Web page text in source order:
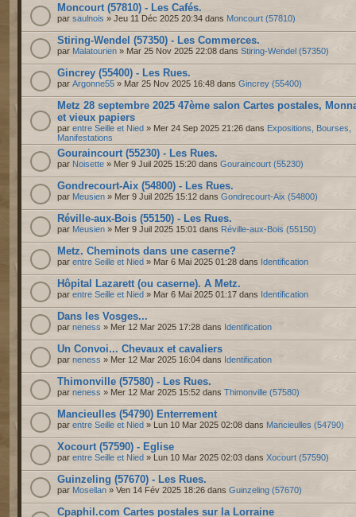
Moncourt (57810) - Les Cafés.
par saulnois » Jeu 11 Déc 2025 20:34 dans Moncourt (57810)
Stiring-Wendel (57350) - Les Commerces.
par Malatourien » Mar 25 Nov 2025 22:08 dans Stiring-Wendel (57350)
Gincrey (55400) - Les Rues.
par Argonne55 » Mar 25 Nov 2025 16:48 dans Gincrey (55400)
Metz 28 septembre 2025 47ème salon Cartes postales,
et vieux papiers
par entre Seille et Nied » Mer 24 Sep 2025 21:26 dans Expositions, Bourses,
Manifestations
Gouraincourt (55230) - Les Rues.
par Noisette » Mer 9 Juil 2025 15:20 dans Gouraincourt (55230)
Gondrecourt-Aix (54800) - Les Rues.
par Meusien » Mer 9 Juil 2025 15:12 dans Gondrecourt-Aix (54800)
Réville-aux-Bois (55150) - Les Rues.
par Meusien » Mer 9 Juil 2025 15:01 dans Réville-aux-Bois (55150)
Metz. Cheminots dans une caserne?
par entre Seille et Nied » Mar 6 Mai 2025 01:28 dans Identification
Hôpital Lazarett (ou caserne). A Metz.
par entre Seille et Nied » Mar 6 Mai 2025 01:17 dans Identification
Dans les Vosges...
par neness » Mer 12 Mar 2025 17:28 dans Identification
Un Convoi... Chevaux et cavaliers
par neness » Mer 12 Mar 2025 16:04 dans Identification
Thimonville (57580) - Les Rues.
par neness » Mer 12 Mar 2025 15:52 dans Thimonville (57580)
Mancieulles (54790) Enterrement
par entre Seille et Nied » Lun 10 Mar 2025 02:08 dans Mancieulles (54790)
Xocourt (57590) - Eglise
par entre Seille et Nied » Lun 10 Mar 2025 02:03 dans Xocourt (57590)
Guinzeling (57670) - Les Rues.
par Mosellan » Ven 14 Fév 2025 18:26 dans Guinzeling (57670)
Cpaphil.com Cartes postales sur la Lorraine